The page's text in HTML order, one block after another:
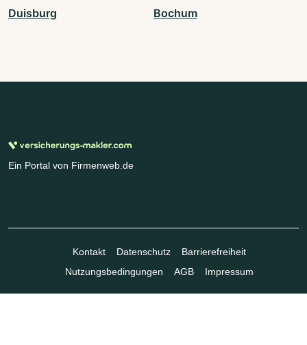
Duisburg Bochum
Ein Portal von Firmenweb.de
Kontakt Datenschutz
Barrierefreiheit
Nutzungsbedingungen
AGB Impressum